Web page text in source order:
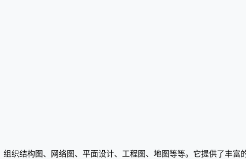
织结构图、网络图、平面设计、工程图、地图等等。它提供了丰富